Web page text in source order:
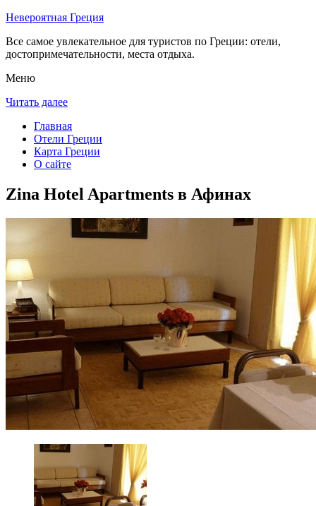
Невероятная Греция
Все самое увлекательное для туристов по Греции: отели,
достопримечательности, места отдыха.
Меню
Читать далее
Главная
Отели Греции
Карта Греции
О сайте
Zina Hotel Apartments в Афинах